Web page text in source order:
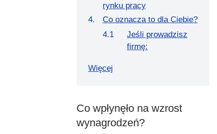
rynku pracy
Co oznacza to dla Ciebie?
Jeśli prowadzisz
firmę:
Więcej
Co wpłynęło na wzrost
wynagrodzeń?